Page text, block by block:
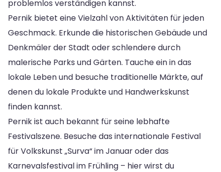
problemlos verständigen kannst.
Pernik bietet eine Vielzahl von Aktivitäten für jeden
Geschmack. Erkunde die historischen Gebäude und
Denkmäler der Stadt oder schlendere durch
malerische Parks und Gärten. Tauche ein in das
lokale Leben und besuche traditionelle Märkte, auf
denen du lokale Produkte und Handwerkskunst
finden kannst.
Pernik ist auch bekannt für seine lebhafte
Festivalszene. Besuche das internationale Festival
für Volkskunst „Surva“ im Januar oder das
Karnevalsfestival im Frühling – hier wirst du